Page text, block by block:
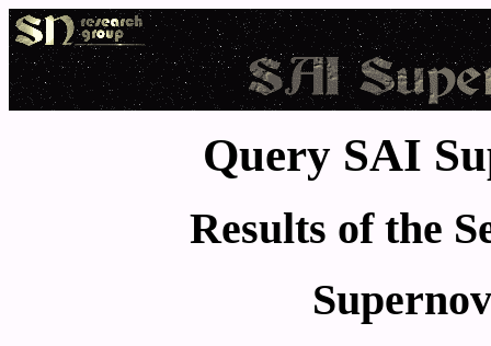
Query SAI
Results of the